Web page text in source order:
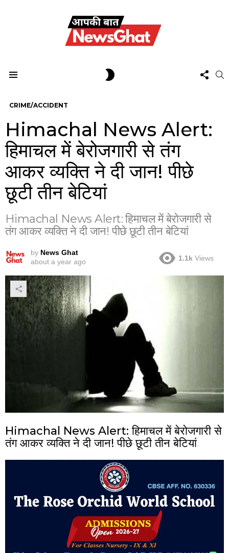
US
CRIME/ACCIDENT
Himachal News Alert:
हिमाचल में बेरोजगारी से तंग
आकर व्यक्ति ने दी जान! पीछे
छूटी तीन बेटियां
Himachal News Alert: हिमाचल में बेरोजगारी से
तंग आकर व्यक्ति ने दी जान! पीछे छूटी तीन बेटियां
by News Ghat
about a year ago
1.1k Views
Himachal News Alert: हिमाचल में बेरोजगारी से
तंग आकर व्यक्ति ने दी जान! पीछे छूटी तीन बेटियां